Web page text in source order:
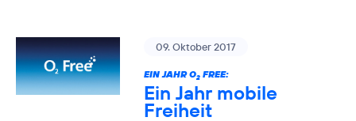
09. Oktober 2017
EIN JAHR O2FREE:
Ein Jahr mobile
Freiheit